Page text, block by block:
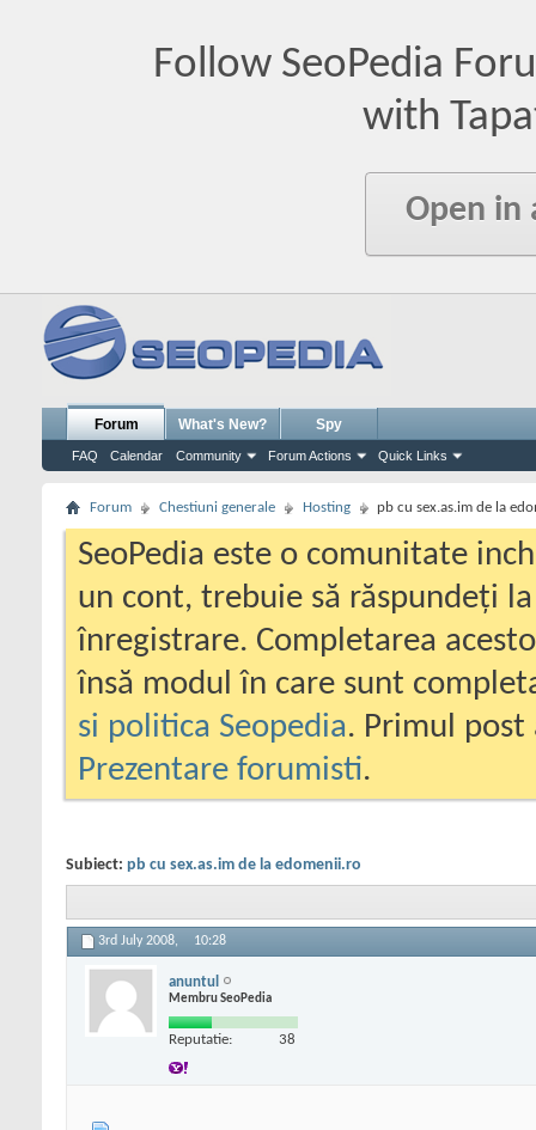
Follow SeoPedia
with
Open in
Forum
FAQ Calendar Community Forum Actions Quick Links
What's New? Spy
Forum Chestiuni generale Hosting pb cu sex.as.im de la
SeoPedia este o comunitate
un cont, trebuie să răspundeți
înregistrare. Completarea
însă modul în care sunt
si politica Seopedia. Primul
Prezentare forumisti.
Subiect: pb cu sex.as.im de la edomenii.ro
3rd July 2008, 10:28
anuntul
Membru SeoPedia
Reputatie: 38